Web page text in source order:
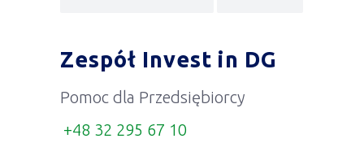
Zespół Invest in DG
Pomoc dla Przedsiębiorcy
+48 32 295 67 10